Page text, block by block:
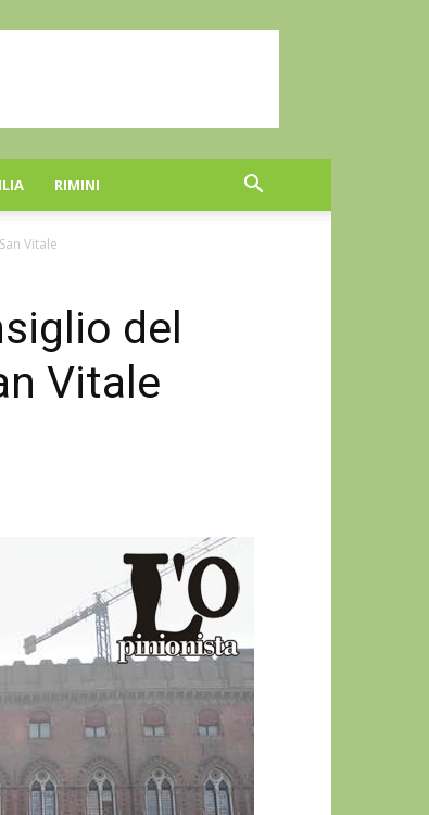
RIMINI
Vitale
del
Vitale